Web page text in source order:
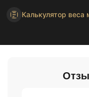
Калькулятор веса